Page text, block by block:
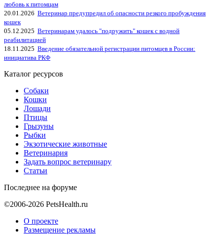
любовь к питомцам
20.01.2026 Ветеринар предупредил об опасности резкого пробуждения
кошек
05.12.2025 Ветеринарам удалось "подружить" кошек с водной
реабилитацией
18.11.2025 Введение обязательной регистрации питомцев в России:
инициатива РКФ
Каталог ресурсов
Собаки
Кошки
Лошади
Птицы
Грызуны
Рыбки
Экзотические животные
Ветеринария
Задать вопрос ветеринару
Статьи
Последнее на форуме
©2006-2026 PetsHealth.ru
О проекте
Размещение рекламы